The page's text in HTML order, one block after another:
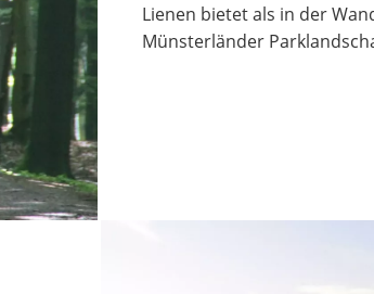
Lienen bietet als in der
Münsterländer